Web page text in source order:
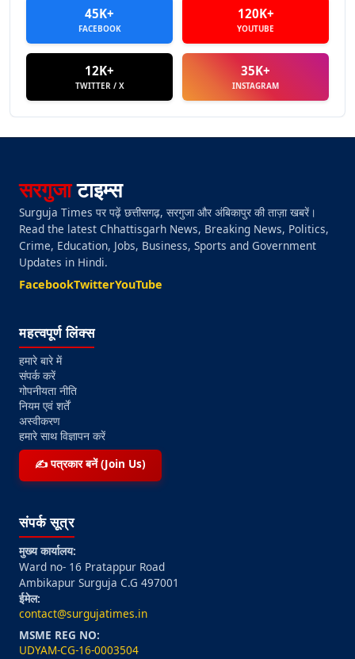
45K+
FACEBOOK
120K+
YOUTUBE
12K+
TWITTER / X
35K+
INSTAGRAM
सरगुजाटाइम्स
Surguja Times पर पढ़ें छत्तीसगढ़, सरगुजा और अंबिकापुर की ताज़ा खबरें।
Read the latest Chhattisgarh News, Breaking News, Politics,
Crime, Education, Jobs, Business, Sports and Government
Updates in Hindi.
FacebookTwitterYouTube
महत्वपूर्ण लिंक्स
हमारे बारे में
संपर्क करें
गोपनीयता नीति
नियम एवं शर्तें
अस्वीकरण
हमारे साथ विज्ञापन करें
✍️ पत्रकार बनें (Join Us)
संपर्क सूत्र
मुख्य कार्यालय:
Ward no- 16 Pratappur Road
Ambikapur Surguja C.G 497001
ईमेल:
contact@surgujatimes.in
MSME REG NO:
UDYAM-CG-16-0003504